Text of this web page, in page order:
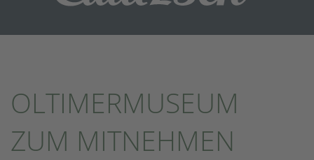
OLTIMERMUSEUM
ZUM MITNEHMEN